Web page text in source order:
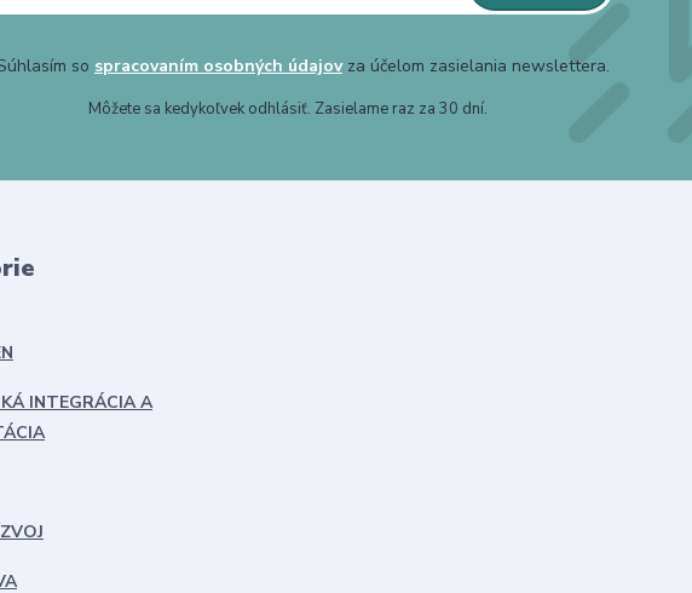
so spracovaním osobných údajovza účelom zasielania newslettera.
Môžete sa kedykoľvek odhlásiť. Zasielame raz za 30 dní.
INTEGRÁCIA A